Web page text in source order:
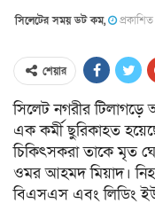
সিলেটের সময় ডট কম,
শেয়ার
সিলেট নগরীর টিলাগড়ে
এক কর্মী ছুরিকাহত
চিকিৎসকরা তাকে মৃত
ওমর আহমদ মিয়াদ।
বিএসএস এবং লিডিং